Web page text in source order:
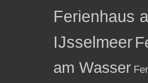
Ferienhaus
IJsselmeer
am Wasser